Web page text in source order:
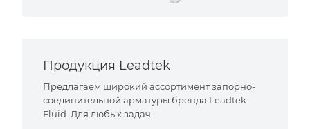
Продукция Leadtek
Предлагаем широкий ассортимент запорно-
соединительной арматуры бренда Leadtek
Fluid. Для любых задач.